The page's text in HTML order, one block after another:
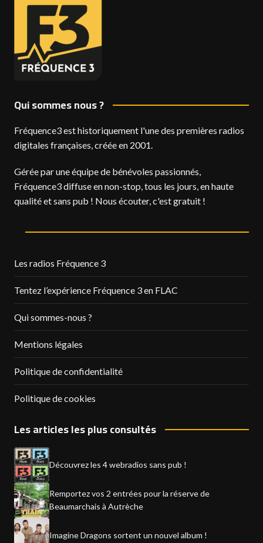
Qui sommes nous ?
Fréquence3 est historiquement l'une des premières radios
digitales françaises, créée en 2001.
Gérée par une équipe de bénévoles passionnés,
Fréquence3 diffuse en non-stop, tous les jours, en haute
qualité et sans pub ! Nous écouter, c'est gratuit !
Les radios Fréquence 3
Tentez l’expérience Fréquence 3 en FLAC
Qui sommes-nous ?
Mentions légales
Politique de confidentialité
Politique de cookies
Les articles les plus consultés
Découvrez les 4 webradios sans pub !
Remportez vos 2 entrées pour la réserve de
Beaumarchais à Autrèche
Imagine Dragons sortent un nouvel album !